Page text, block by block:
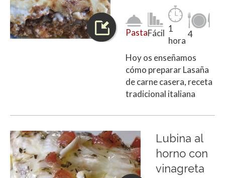
PastaFácil 1
hora
4
Hoy os enseñamos
cómo preparar Lasaña
de carne casera, receta
tradicional italiana
Lubina al
horno con
vinagreta